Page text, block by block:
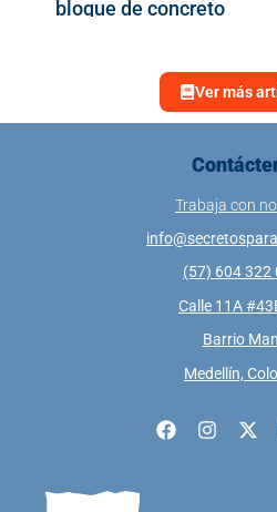
bloque de concreto
Ver más
Trabaja con
(57) 604 322
Calle 11A
Barrio
Medellín,